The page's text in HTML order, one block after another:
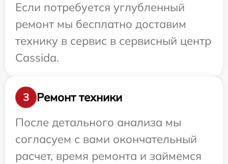
Если потребуется углубленный
ремонт мы бесплатно доставим
технику в сервис в сервисный центр
Cassida.
3
Ремонт техники
После детального анализа мы
согласуем с вами окончательный
расчет, время ремонта и займемся